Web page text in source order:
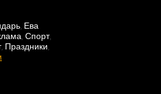
, Ева
, Спорт,
, Праздники,